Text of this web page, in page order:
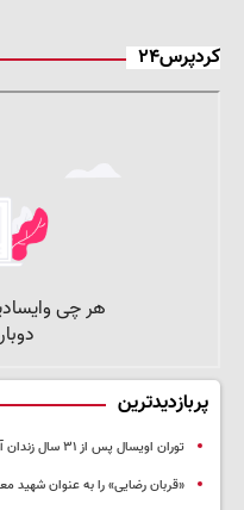
کردپرس۲۴
پربازدیدترین
توران اویسال پس از ۳۱ سال زندان آزاد شد
«قربان رضایی» را به عنوان شهید